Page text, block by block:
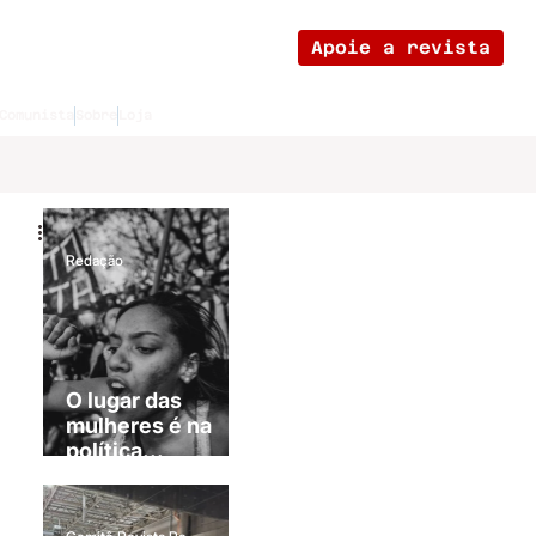
Apoie a revista
O lugar das
mulheres é na
política...
Redação